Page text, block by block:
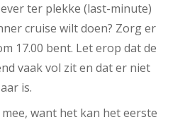
ter plekke (last-minute)
cruise wilt doen? Zorg er
17.00 bent. Let erop dat de
vaak vol zit en dat er niet
is.
want het kan het eerste